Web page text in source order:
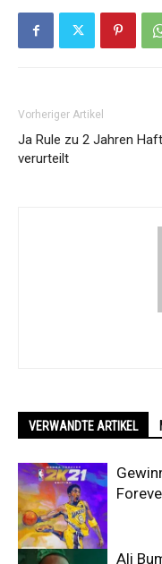
Vorheriger Artikel
Ja Rule zu 2 Jahren Haft
verurteilt
VERWANDTE ARTIKEL
Ali